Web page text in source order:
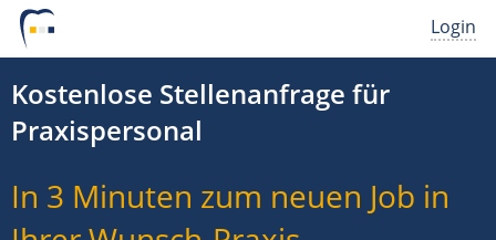
Login
Kostenlose Stellenanfrage für
Praxispersonal
In 3 Minuten zum neuen Job in